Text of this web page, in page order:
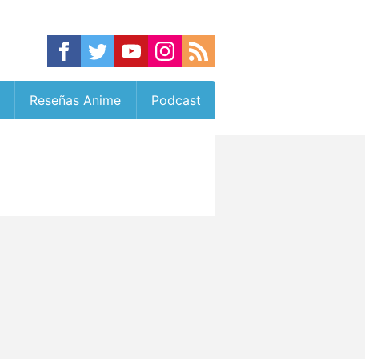
Reseñas Anime Podcast